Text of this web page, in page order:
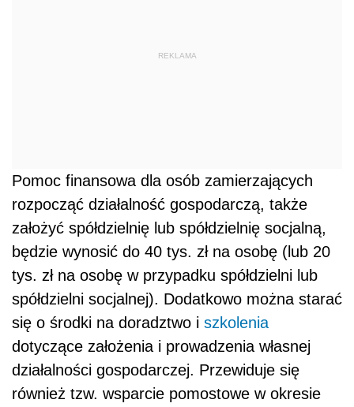
REKLAMA
Pomoc finansowa dla osób zamierzających
rozpocząć działalność gospodarczą, także
założyć spółdzielnię lub spółdzielnię socjalną,
będzie wynosić do 40 tys. zł na osobę (lub 20
tys. zł na osobę w przypadku spółdzielni lub
spółdzielni socjalnej). Dodatkowo można starać
się o środki na doradztwo i szkolenia
dotyczące założenia i prowadzenia własnej
działalności gospodarczej. Przewiduje się
również tzw. wsparcie pomostowe w okresie